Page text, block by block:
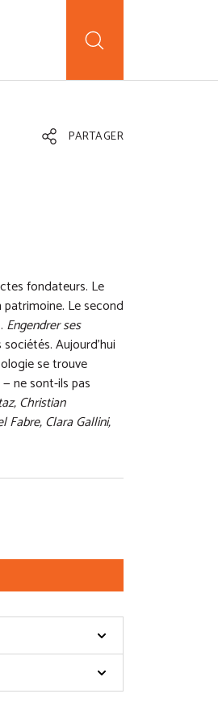
PARTAGER
fondateurs. Le
Le second
Engendrer ses
Aujourd’hui
se trouve
ne sont-ils pas
Christian
Fabre, Clara Gallini,